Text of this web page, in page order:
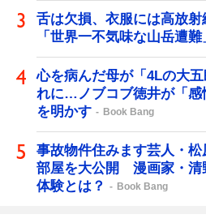
舌は欠損、衣服には高放
「世界一不気味な山岳遭
心を病んだ母が「4Lの大
れに…ノブコブ徳井が「感
を明かす
Book Bang
事故物件住みます芸人・
部屋を大公開 漫画家・清
体験とは？
Book Bang